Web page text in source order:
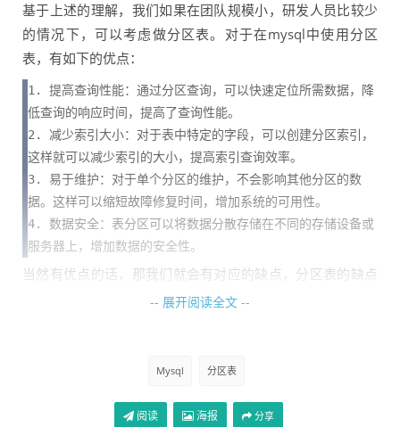
基于上述的理解，我们如果在团队规模小，研发人员比较少
的情况下，可以考虑做分区表。对于在mysql中使用分区
表，有如下的优点：
1. 提高查询性能：通过分区查询，可以快速定位所需数据，降
低查询的响应时间，提高了查询性能。
2. 减少索引大小：对于表中特定的字段，可以创建分区索引，
这样就可以减少索引的大小，提高索引查询效率。
3. 易于维护：对于单个分区的维护，不会影响其他分区的数
据。这样可以缩短故障修复时间，增加系统的可用性。
4. 数据安全：表分区可以将数据分散存储在不同的存储设备或
服务器上，增加数据的安全性。
当然有优点的话，那我们就会有对应的缺点，分区表的缺点
化效果。需要根据具体情况进行选择。
-- 展开阅读全文 --
Mysql 分区表
阅读 海报 分享